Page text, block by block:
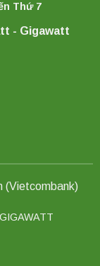
Thứ 7
- Gigawatt
(Vietcombank)